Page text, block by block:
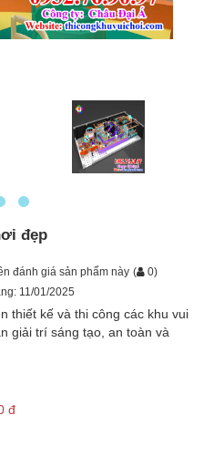
đẹp
đánh giá sản phẩm này ( 0)
11/01/2025
thiết kế và thi công các khu vui
giải trí sáng tạo, an toàn và
đ